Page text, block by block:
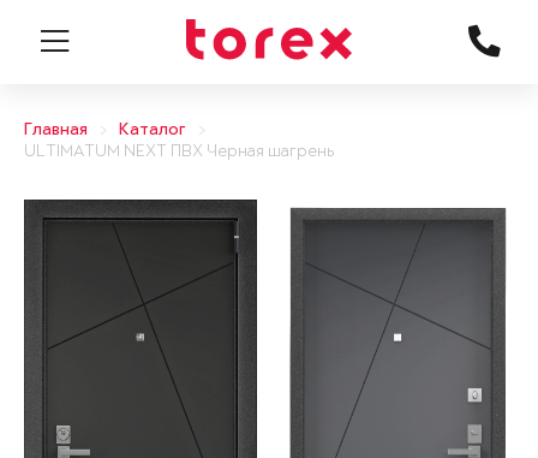
Главная
Каталог
ULTIMATUM NEXT ПВХ Черная шагрень